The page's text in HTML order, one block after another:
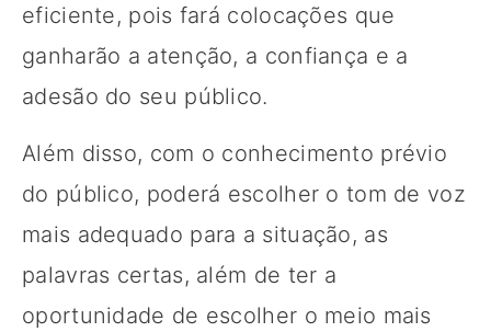
eficiente, pois fará colocações que
ganharão a atenção, a confiança e a
adesão do seu público.
Além disso, com o conhecimento prévio
do público, poderá escolher o tom de voz
mais adequado para a situação, as
palavras certas, além de ter a
oportunidade de escolher o meio mais